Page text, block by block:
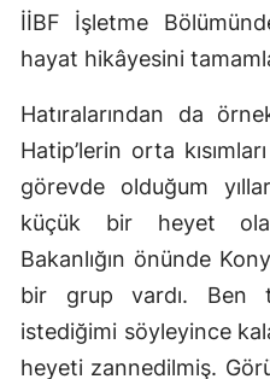
İİBF İşletme
hayat hikâyesini
Hatıralarından da
Hatip’lerin orta
görevde olduğum
küçük bir heyet
Bakanlığın önünde
bir grup vardı. Ben
istediğimi söyleyince
heyeti zannedilmiş.